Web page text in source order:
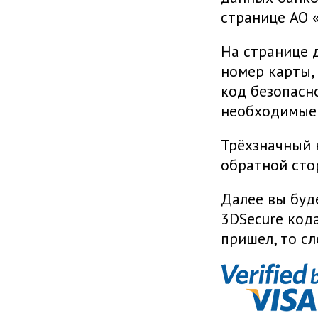
странице АО
На странице
номер карты,
код
обратной
Далее вы
3DSecure
пришел, то